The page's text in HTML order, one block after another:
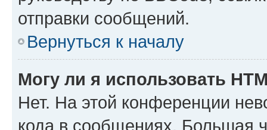
отправки сообщений.
Вернуться к началу
Могу ли я использовать
Нет. На этой конференции
кода в сообщениях. Большая